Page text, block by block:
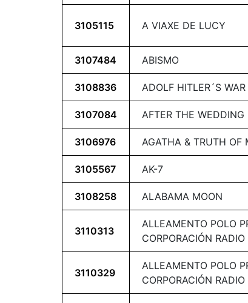
3105115 A VIAXE DE LUCY
3107484 ABISMO
3108836 ADOLF HITLER´S WAR
3107084 AFTER THE WEDDING
3106976 AGATHA & TRUTH OF
3105567 AK-7
3108258 ALABAMA MOON
3110313
ALLEAMENTO POLO
CORPORACIÓN
3110329
ALLEAMENTO POLO
CORPORACIÓN